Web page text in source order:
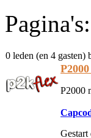
0 leden (en 4 gasten)
P2000
Gestart